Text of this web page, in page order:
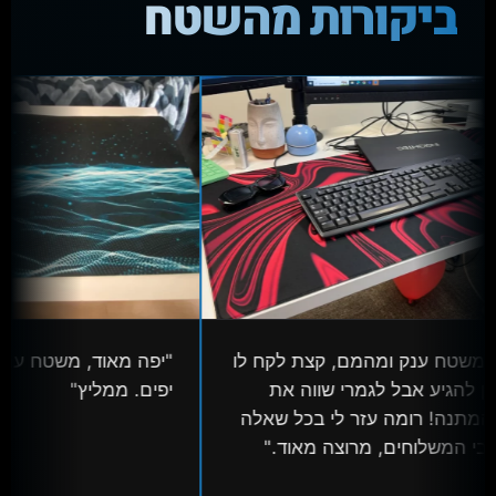
ביקורות מהשטח
ענק ומהמם, קצת לקח לו
להגיע אבל לגמרי שווה את
רומה עזר לי בכל שאלה
המשלוחים, מרוצה מאוד."
"יפה מאוד, משטח ענק
יפים. ממליץ"